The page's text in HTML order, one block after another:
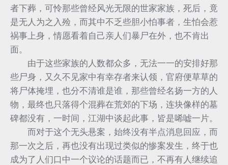
者下葬，可怜那些曾经风光无限的世家家族，死后，竟
是无人为之入殓，而其中不乏些胆小怕事者，生怕会惹
祸事上身，情愿看着自己亲人们暴尸在外，也不肯出
面。
由于这些家族的人数都众多，无法一一的安排好那
些尸身，又久不见家中有幸存者来认领，官府便草草的
将尸体掩埋，也分不清谁是谁，那些曾经名扬一方的人
物，最终也只落得个混葬在荒郊的下场，连块像样的墓
碑都没有，一时间，江湖中谈起此事，皆是唏嘘一片。
而对于这个无头悬案，始终没有半点消息回应，而
那一次之后，再也没有出现过类似的惨案发生，终于也
成为了人们口中一个议论的话题而已，不再有人继续追